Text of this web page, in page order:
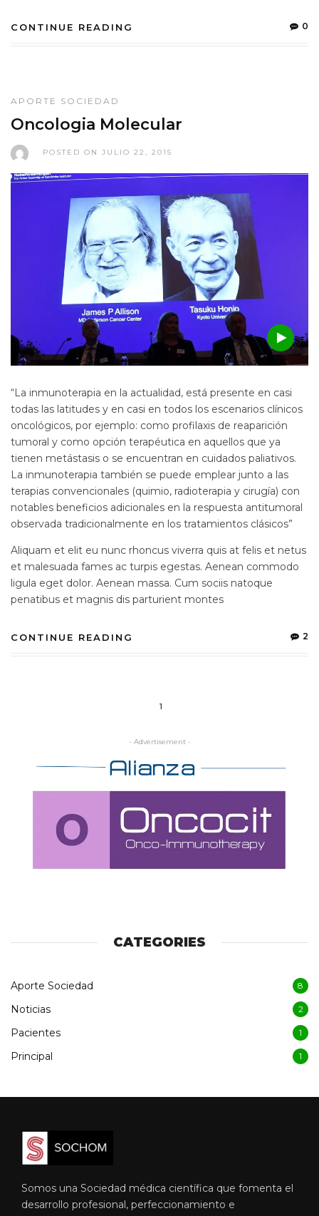
CONTINUE READING 0
APORTE SOCIEDAD
Oncologia Molecular
POSTED ON JULIO 22, 2015
“La inmunoterapia en la actualidad, está presente en casi
todas las latitudes y en casi en todos los escenarios clínicos
oncológicos, por ejemplo: como profilaxis de reaparición
tumoral y como opción terapéutica en aquellos que ya
tienen metástasis o se encuentran en cuidados paliativos.
La inmunoterapia también se puede emplear junto a las
terapias convencionales (quimio, radioterapia y cirugía) con
notables beneficios adicionales en la respuesta antitumoral
observada tradicionalmente en los tratamientos clásicos”
Aliquam et elit eu nunc rhoncus viverra quis at felis et netus
et malesuada fames ac turpis egestas. Aenean commodo
ligula eget dolor. Aenean massa. Cum sociis natoque
penatibus et magnis dis parturient montes
CONTINUE READING 2
1
- Advertisement -
CATEGORIES
Aporte Sociedad 8
Noticias 2
Pacientes 1
Principal 1
Somos una Sociedad médica científica que fomenta el
desarrollo profesional, perfeccionamiento e